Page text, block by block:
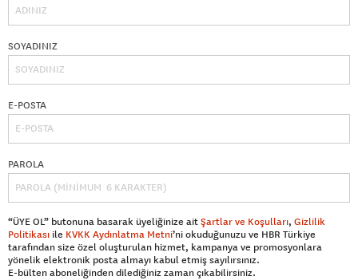
SOYADINIZ
E-POSTA
PAROLA
“ÜYE OL” butonuna basarak üyeliğinize aitŞartlar ve Koşulları, Gizlilik
Politikası ile KVKK Aydınlatma Metni’ni okuduğunuzu ve HBR Türkiye
tarafından size özel oluşturulan hizmet, kampanya ve promosyonlara
yönelik elektronik posta almayı kabul etmiş sayılırsınız.
E-bülten aboneliğinden dilediğiniz zaman çıkabilirsiniz.